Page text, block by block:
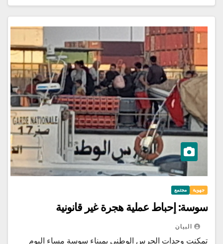
جهوية مجتمع
سوسة: إحباط عملية هجرة غير ‎قانونية
البيان
تمكنت وحدات الحرس الوطني بميناء سوسة مساء اليوم